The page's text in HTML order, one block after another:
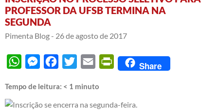
PROFESSOR DA UFSB TERMINA NA
SEGUNDA
Pimenta Blog - 26 de agosto de 2017
WhatsAppMessengerFacebook
Twitter Email PrintFriendly
Share
Tempo de leitura: < 1 minuto